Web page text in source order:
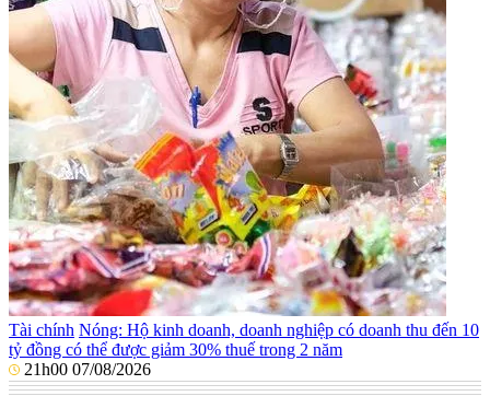
Tài chính Nóng: Hộ kinh doanh, doanh nghiệp có doanh thu đến 10
tỷ đồng có thể được giảm 30% thuế trong 2 năm
21h00 07/08/2026